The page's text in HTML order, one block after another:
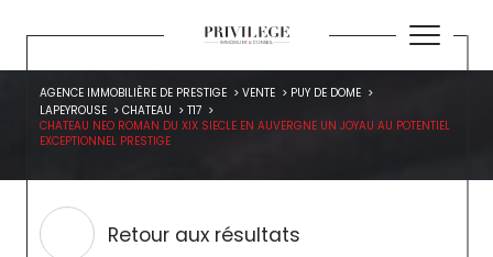
AGENCE IMMOBILIÈRE DE PRESTIGE VENTE
PUY DE DOME
LAPEYROUSE
CHATEAU
T17
CHATEAU NEO ROMAN DU XIX SIECLE EN AUVERGNE UN JOYAU AU POTENTIEL
EXCEPTIONNEL PRESTIGE
Retour aux résultats